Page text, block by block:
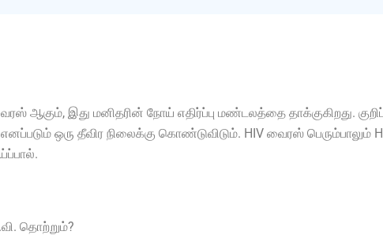
ஆகும், இது மனிதரின் நோய் எதிர்ப்பு மண்டலத்தை தாக்குகிறது.
ஒரு தீவிர நிலைக்கு கொண்டுவிடும். HIV வைரஸ் பெரும்பாலும்
தொற்றும்?